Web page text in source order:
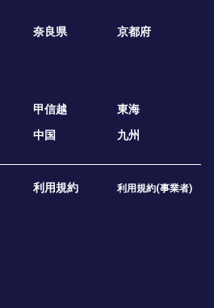
奈良県
京都府
甲信越
東海
中国 九州
利用規約 利用規約(事業者)